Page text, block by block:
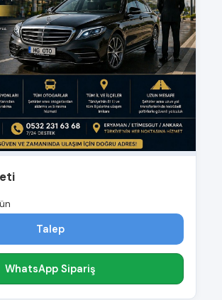
Talep
WhatsApp Sipariş